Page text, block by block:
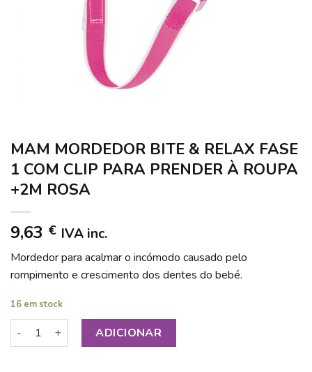
MAM MORDEDOR BITE & RELAX FASE
1 COM CLIP PARA PRENDER À ROUPA
+2M ROSA
9,63 € IVA inc.
Mordedor para acalmar o incómodo causado pelo
rompimento e crescimento dos dentes do bebé.
16 em stock
Quantidade de MAM MORDEDOR BITE & RELAX FASE 1
ADICIONAR